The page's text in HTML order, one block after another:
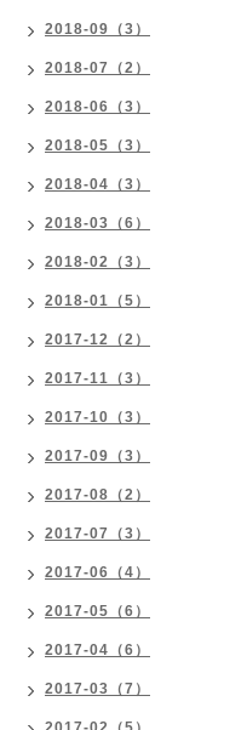
2018-09（3）
2018-07（2）
2018-06（3）
2018-05（3）
2018-04（3）
2018-03（6）
2018-02（3）
2018-01（5）
2017-12（2）
2017-11（3）
2017-10（3）
2017-09（3）
2017-08（2）
2017-07（3）
2017-06（4）
2017-05（6）
2017-04（6）
2017-03（7）